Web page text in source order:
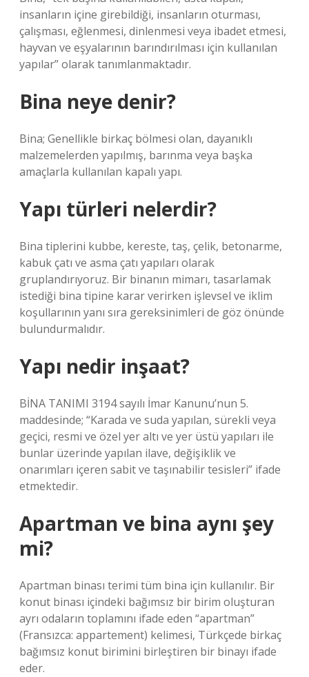
insanların içine girebildiği, insanların oturması,
çalışması, eğlenmesi, dinlenmesi veya ibadet etmesi,
hayvan ve eşyalarının barındırılması için kullanılan
yapılar” olarak tanımlanmaktadır.
Bina neye denir?
Bina; Genellikle birkaç bölmesi olan, dayanıklı
malzemelerden yapılmış, barınma veya başka
amaçlarla kullanılan kapalı yapı.
Yapı türleri nelerdir?
Bina tiplerini kubbe, kereste, taş, çelik, betonarme,
kabuk çatı ve asma çatı yapıları olarak
gruplandırıyoruz. Bir binanın mimarı, tasarlamak
istediği bina tipine karar verirken işlevsel ve iklim
koşullarının yanı sıra gereksinimleri de göz önünde
bulundurmalıdır.
Yapı nedir inşaat?
BİNA TANIMI 3194 sayılı İmar Kanunu’nun 5.
maddesinde; “Karada ve suda yapılan, sürekli veya
geçici, resmi ve özel yer altı ve yer üstü yapıları ile
bunlar üzerinde yapılan ilave, değişiklik ve
onarımları içeren sabit ve taşınabilir tesisleri” ifade
etmektedir.
Apartman ve bina aynı şey
mi?
Apartman binası terimi tüm bina için kullanılır. Bir
konut binası içindeki bağımsız bir birim oluşturan
ayrı odaların toplamını ifade eden “apartman”
(Fransızca: appartement) kelimesi, Türkçede birkaç
bağımsız konut birimini birleştiren bir binayı ifade
eder.